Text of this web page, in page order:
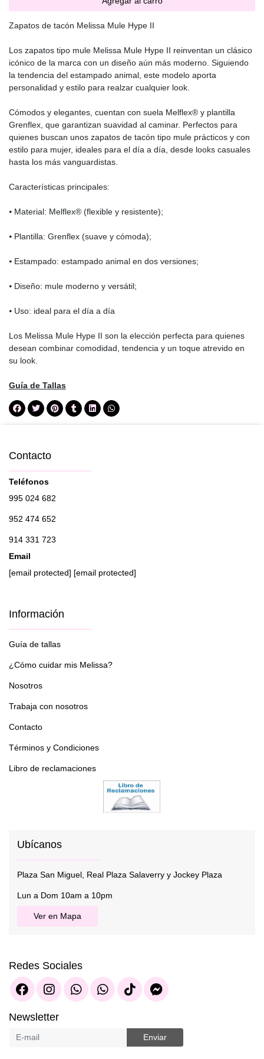
Zapatos de tacón Melissa Mule Hype II
Los zapatos tipo mule Melissa Mule Hype II reinventan un clásico
icónico de la marca con un diseño aún más moderno. Siguiendo
la tendencia del estampado animal, este modelo aporta
personalidad y estilo para realzar cualquier look.
Cómodos y elegantes, cuentan con suela Melflex® y plantilla
Grenflex, que garantizan suavidad al caminar. Perfectos para
quienes buscan unos zapatos de tacón tipo mule prácticos y con
estilo para mujer, ideales para el día a día, desde looks casuales
hasta los más vanguardistas.
Características principales:
⦁ Material: Melflex® (flexible y resistente);
⦁ Plantilla: Grenflex (suave y cómoda);
⦁ Estampado: estampado animal en dos versiones;
⦁ Diseño: mule moderno y versátil;
⦁ Uso: ideal para el día a día
Los Melissa Mule Hype II son la elección perfecta para quienes
desean combinar comodidad, tendencia y un toque atrevido en
su look.
Guía de Tallas
Contacto
Teléfonos
995 024 682
952 474 652
914 331 723
Email
[email protected] [email protected]
Información
Guía de tallas
¿Cómo cuidar mis Melissa?
Nosotros
Trabaja con nosotros
Contacto
Términos y Condiciones
Libro de reclamaciones
Ubícanos
Plaza San Miguel, Real Plaza Salaverry y Jockey Plaza
Lun a Dom 10am a 10pm
Ver en Mapa
Redes Sociales
Newsletter
Enviar